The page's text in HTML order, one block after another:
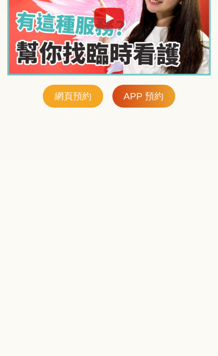
網頁預約 APP 預約